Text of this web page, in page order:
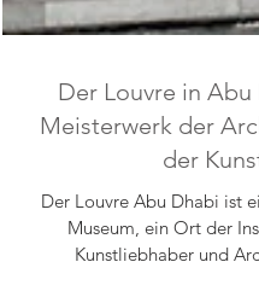
Der Louvre in
Meisterwerk der
der
Der Louvre Abu Dhabi ist